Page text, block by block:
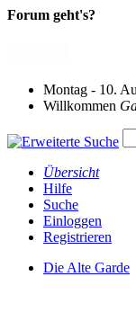
Forum geht's?
Montag - 10.
Willkommen
Übersicht
Hilfe
Suche
Einloggen
Registrieren
Die Alte Garde